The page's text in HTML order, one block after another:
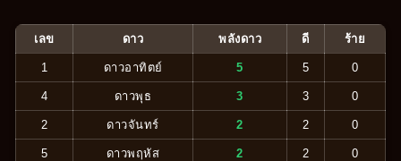
เลข ดาว พลังดาว ดี ร้าย
1 ดาวอาทิตย์ 5 5 0
4 ดาวพุธ 3 3 0
2 ดาวจันทร์ 2 2 0
5 ดาวพฤหัส 2 2 0